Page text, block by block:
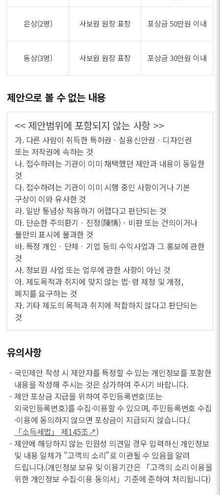
은상(2명) 사보원 원장 표창 포상금 50만원 이내
동상(3명) 사보원 원장 표창 포상금 30만원 이내
제안으로 볼 수 없는 내용
<< 제안범위에 포함되지 않는 사항 >>
가. 다른 사람이 취득한 특허권ㆍ실용신안권ㆍ디자인권
또는 저작권에 속하는 것
나. 접수하려는 기관이 이미 채택했던 제안과 내용이 동일한
것
다. 접수하려는 기관이 이미 시행 중인 사항이거나 기본
구상이 이와 유사한 것
라. 일반 통념상 적용하기 어렵다고 판단되는 것
마. 단순한 주의환기ㆍ진정(陳情)ㆍ비판 또는 건의이거나
불만의 표시에 불과한 것
바. 특정 개인ㆍ단체ㆍ기업 등의 수익사업과 그 홍보에 관한
것
사. 정보원 사업 또는 업무에 관한 사항이 아닌 것
아. 제도목적과 취지에 맞지 않는 법· 령 제정 및 개정,
폐지를 요구하는 것
자. 기타 제도의 목적과 취지에 적합하지 않다고 판단되는
것
유의사항
- 국민제안 작성 시 제안자를 특정할 수 있는 개인정보를 포함한
내용을 작성해 주시는 것은 삼가하여 주시기 바랍니다.
- 제안 포상금 지급을 위하여 주민등록번호(또는
외국인등록번호)를 수집·이용할 수 있으며, 주민등록번호 수집
·이용에 동의하지 않으면 포상금이 지급되지 않습니다.(
「소득세법」 제145조↗)
- 제안에 해당하지 않는 민원성 의견일 경우 입력하신 개인정보
및 내용 일체가 "고객의 소리"로 이관될 수 있음을 알려
드립니다.(개인정보 보유 및 이용기간은 「고객의 소리 이용을
위한 개인정보 수집·이용 동의서」기준에 준하여 처리됩니다)